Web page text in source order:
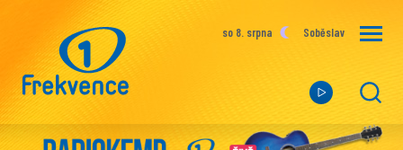
so 8. srpna Soběslav